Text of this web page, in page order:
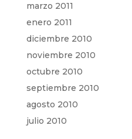
marzo 2011
enero 2011
diciembre 2010
noviembre 2010
octubre 2010
septiembre 2010
agosto 2010
julio 2010